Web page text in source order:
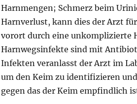
Harnmengen; Schmerz beim
Harnverlust, kann dies der Arzt
vorort durch eine unkomplizierte
Harnwegsinfekte sind mit
Infekten veranlasst der Arzt im
um den Keim zu identifizieren
gegen das der Keim empfindlich